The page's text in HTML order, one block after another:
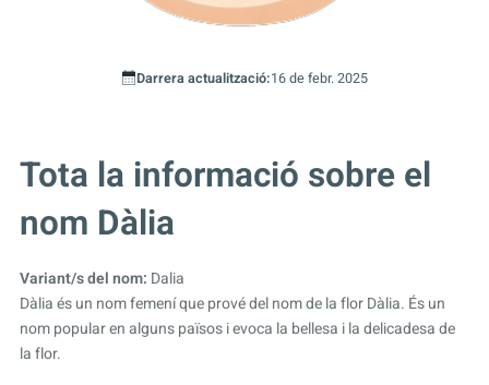
Darrera actualització:16 de febr. 2025
Tota la informació sobre el
nom Dàlia
Variant/s del nom: Dalia
Dàlia és un nom femení que prové del nom de la flor Dàlia. És un
nom popular en alguns països i evoca la bellesa i la delicadesa de
la flor.